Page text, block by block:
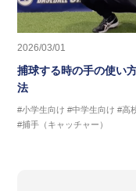
2026/03/01
捕球する時の手の使い
法
#小学生向け #中学生向け #高
#捕手（キャッチャー）